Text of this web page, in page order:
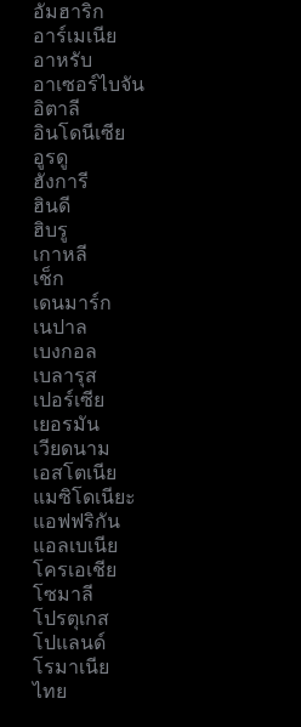
อัมฮาริก
อาร์เมเนีย
อาหรับ
อาเซอร์ไบจัน
อิตาลี
อินโดนีเซีย
อูรดู
ฮังการี
ฮินดี
ฮิบรู
เกาหลี
เช็ก
เดนมาร์ก
เนปาล
เบงกอล
เบลารุส
เปอร์เซีย
เยอรมัน
เวียดนาม
เอสโตเนีย
แมซิโดเนียะ
แอฟฟริกัน
แอลเบเนีย
โครเอเชีย
โซมาลี
โปรตุเกส
โปแลนด์
โรมาเนีย
ไทย